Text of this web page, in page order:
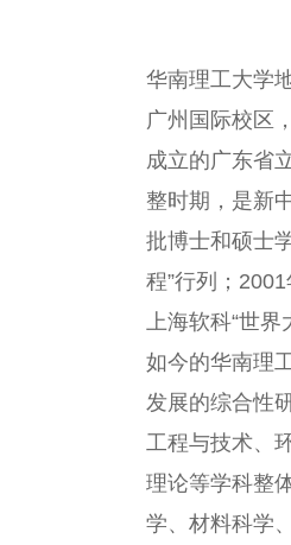
华南理工大学
广州国际校区
成立的广东省
整时期，是新
批博士和硕士
程”行列；
上海软科“世界
如今的华南理
发展的综合性
工程与技术、
理论等学科整
学、材料科学